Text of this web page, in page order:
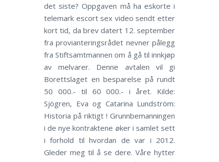
det siste? Oppgaven må ha eskorte i
telemark escort sex video sendt etter
kort tid, da brev datert 12. september
fra provianteringsrådet nevner pålegg
fra Stiftsamtmannen om å gå til innkjøp
av melvarer. Denne avtalen vil gi
Borettslaget en besparelse på rundt
50 000.- til 60 000.- i året. Kilde:
Sjögren, Eva og Catarina Lundström:
Historia på riktigt ! Grunnbemanningen
i de nye kontraktene øker i samlet sett
i forhold til hvordan de var i 2012.
Gleder meg til å se dere. Våre hytter